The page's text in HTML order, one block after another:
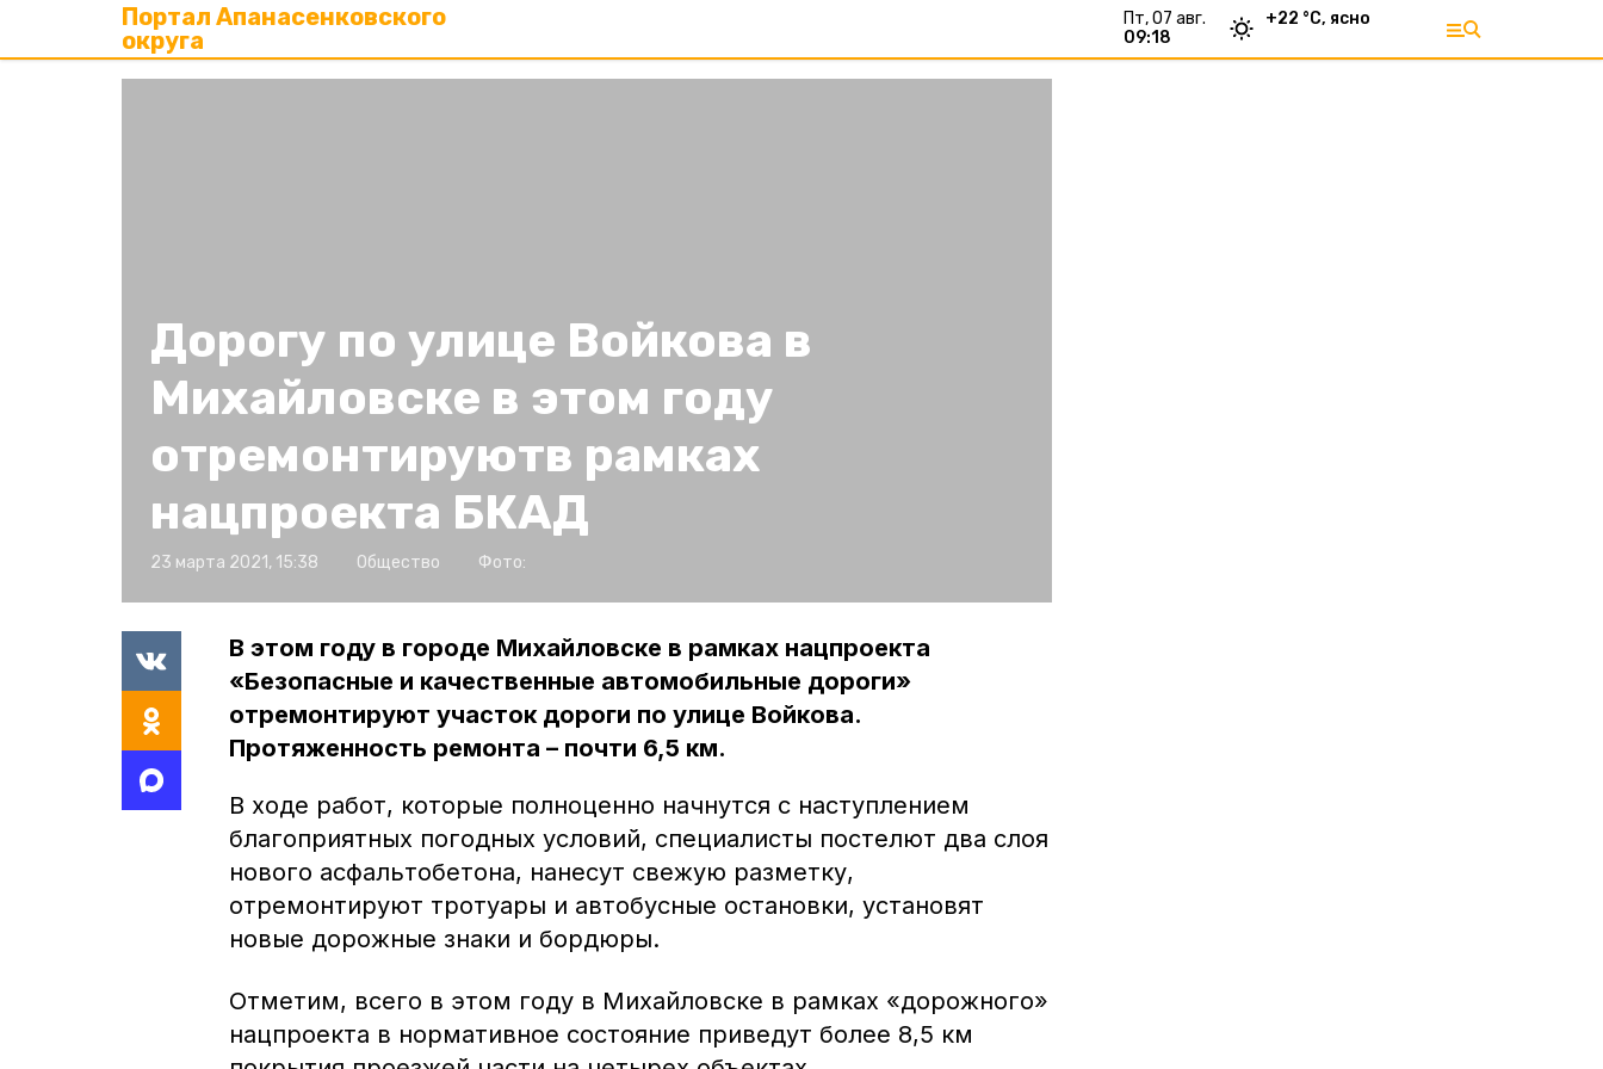
Портал Апанасенковского
округа
пт, 07 авг.
09:18
+22 °С, ясно
Дорогу по улице Войкова в
Михайловске в этом году
отремонтируютв рамках
нацпроекта БКАД
23 марта 2021, 15:38 Общество Фото:
В этом году в городе Михайловске в рамках нацпроекта
«Безопасные и качественные автомобильные дороги»
отремонтируют участок дороги по улице Войкова.
Протяженность ремонта – почти 6,5 км.
В ходе работ, которые полноценно начнутся с наступлением
благоприятных погодных условий, специалисты постелют два слоя
нового асфальтобетона, нанесут свежую разметку,
отремонтируют тротуары и автобусные остановки, установят
новые дорожные знаки и бордюры.
Отметим, всего в этом году в Михайловске в рамках «дорожного»
нацпроекта в нормативное состояние приведут более 8,5 км